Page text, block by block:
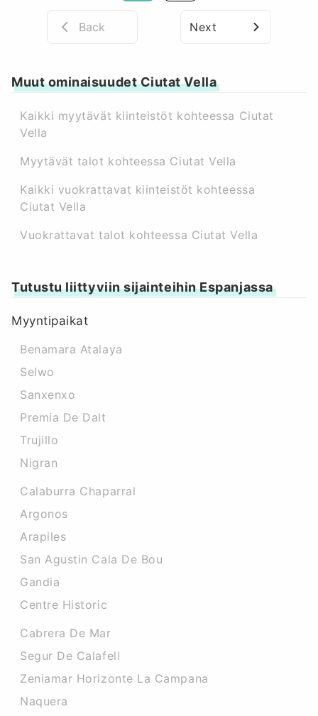
Back Next
Muut ominaisuudet Ciutat Vella
Kaikki myytävät kiinteistöt kohteessa Ciutat
Vella
Myytävät talot kohteessa Ciutat Vella
Kaikki vuokrattavat kiinteistöt kohteessa
Ciutat Vella
Vuokrattavat talot kohteessa Ciutat Vella
Tutustu liittyviin sijainteihin Espanjassa
Myyntipaikat
Benamara Atalaya
Selwo
Sanxenxo
Premia De Dalt
Trujillo
Nigran
Calaburra Chaparral
Argonos
Arapiles
San Agustin Cala De Bou
Gandia
Centre Historic
Cabrera De Mar
Segur De Calafell
Zeniamar Horizonte La Campana
Naquera